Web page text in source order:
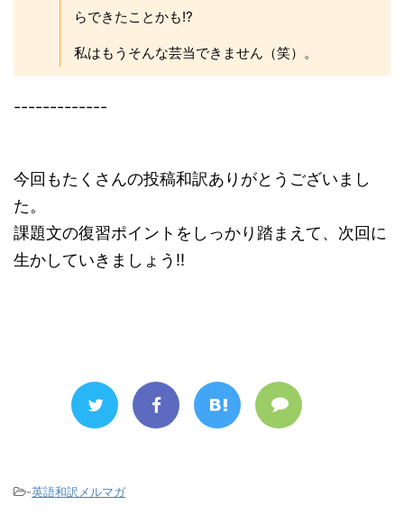
らできたことかも!?
私はもうそんな芸当できません（笑）。
-------------
今回もたくさんの投稿和訳ありがとうございまし
た。
課題文の復習ポイントをしっかり踏まえて、次回に
生かしていきましょう!!
-英語和訳メルマガ